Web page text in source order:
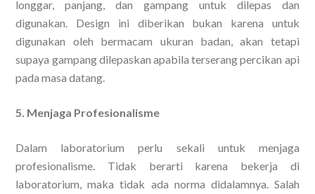
longgar, panjang, dan gampang untuk dilepas dan
digunakan. Design ini diberikan bukan karena untuk
digunakan oleh bermacam ukuran badan, akan tetapi
supaya gampang dilepaskan apabila terserang percikan api
pada masa datang.
5. Menjaga Profesionalisme
Dalam laboratorium perlu sekali untuk menjaga
profesionalisme. Tidak berarti karena bekerja di
laboratorium, maka tidak ada norma didalamnya. Salah